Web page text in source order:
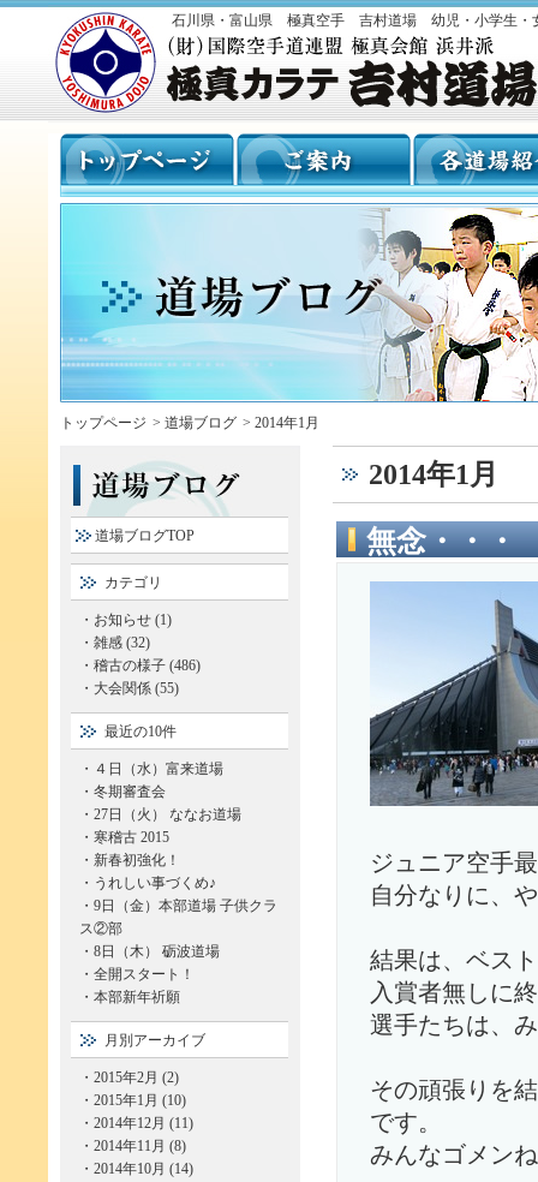
石川県・富山県 極真空手 吉村道場 幼児・小学生・
トップページ > 道場ブログ > 2014年1月
2014年1月
無念・・・
ジュニア空手
自分なりに、
結果は、ベス
入賞者無しに
選手たちは、
その頑張りを
です。
みんなゴメン
道場ブログTOP
カテゴリ
・ お知らせ (1)
・ 雑感 (32)
・ 稽古の様子 (486)
・ 大会関係 (55)
最近の10件
・ ４日（水）富来道場
・ 冬期審査会
・ 27日（火） ななお道場
・ 寒稽古 2015
・ 新春初強化！
・ うれしい事づくめ♪
・ 9日（金）本部道場 子供クラ
ス②部
・ 8日（木） 砺波道場
・ 全開スタート！
・ 本部新年祈願
月別アーカイブ
・ 2015年2月 (2)
・ 2015年1月 (10)
・ 2014年12月 (11)
・ 2014年11月 (8)
・ 2014年10月 (14)